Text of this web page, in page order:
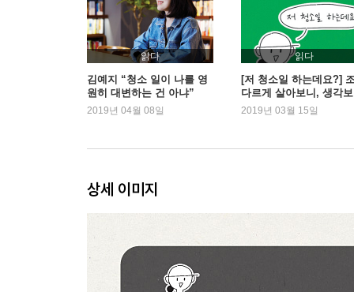
17 무슨 일 하세요? 1
18 무슨 일 하세요? 2
19 청소 일을 알려주마!
20 신기하네?
21 꽃 같은 새댁
22 직장동료
26 엄마는 꿈이 뭐야?
27 선택과 강요의 차이
28 꿈과 직업의 상관관계
29 당신의 꿈은 무엇인가요?
30 나 자신의 위로
읽다
김예지 “청소 일이 나를 영
원히 대변하는 건 아냐”
2019년 04월 08일
읽다
[저 청소일 하는데요?]
다르게 살아보니, 생각
행복합니다
2019년 03월 15일
상세 이미지